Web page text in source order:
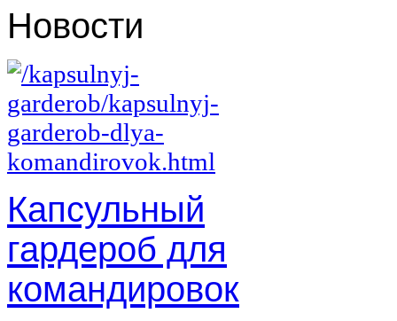
Новости
Капсульный
гардероб для
командировок